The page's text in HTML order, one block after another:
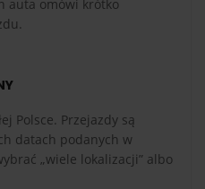
auta omówi krótko
Polsce. Przejazdy są
datach podanych w
„wiele lokalizacji” albo